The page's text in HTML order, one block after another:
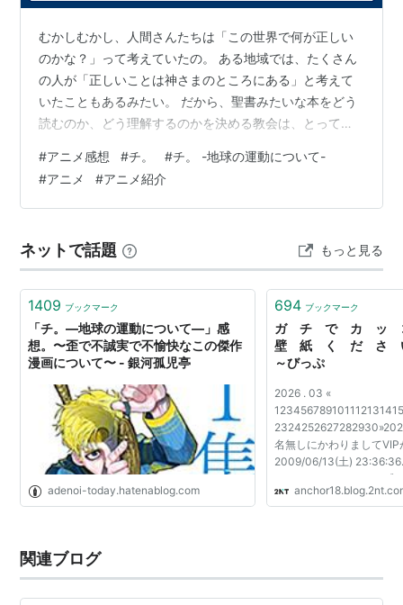
むかしむかし、人間さんたちは「この世界で何が正しい
のかな？」って考えていたの。 ある地域では、たくさん
の人が「正しいことは神さまのところにある」と考えて
いたこともあるみたい。 だから、聖書みたいな本をどう
読むのか、どう理解するのかを決める教会は、とっても
すよ」 「この行いは正しいですよ」 そうやって、教会は
人々の暮らしや行動にも影響を与えていたんだね。 で、
みみみは思ったの。 「大切な本の意味を決めるって、と
人間さんたちは少しずつ考え方を変えていったの。 「神
さまが決めたルール」だけではなく…
#アニメ感想 #チ。 #チ。 -地球の運動について-
#アニメ #アニメ紹介
ネットで話題 もっと見る
1409 ブックマーク
「チ。―地球の運動について―」感
想。〜歪で不誠実で不愉快なこの傑作
漫画について〜 - 銀河孤児亭
adenoi-today.hatenablog.com
694 ブックマーク
ガ チ で カ ッ
壁 紙 く だ さ
～びっぷ
2026 . 03 «
名無しにかわりまして
2009/06/13(土)
ID:G5bQhUSe0こんな感
下、名無しにかわりまし
関連ブログ